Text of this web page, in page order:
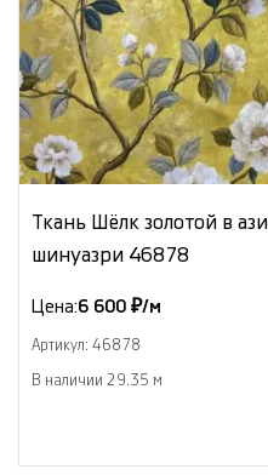
Ткань Шёлк золотой в
шинуазри 46878
Цена:6 600 ₽/м
Артикул: 46878
В наличии 29.35 м